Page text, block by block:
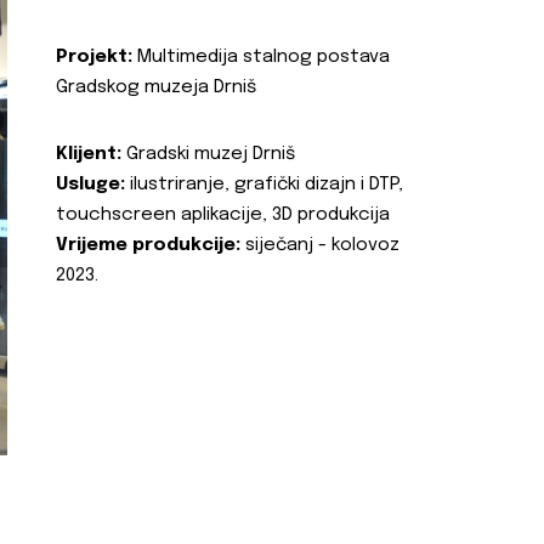
Projekt: Multimedija stalnog postava
Gradskog muzeja Drniš
Klijent: Gradski muzej Drniš
Usluge: ilustriranje, grafički dizajn i DTP,
touchscreen aplikacije, 3D produkcija
Vrijeme produkcije: siječanj - kolovoz
2023.